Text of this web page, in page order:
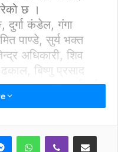
छ ।
दुर्गा कंडेल, गंगा
पाण्डे, सुर्य भक्त
अधिकारी, शिव
बिष्णु प्रसाद
शरद चन्द्र आचार्यलाई
MessengerWhatsAppViber Share via Email